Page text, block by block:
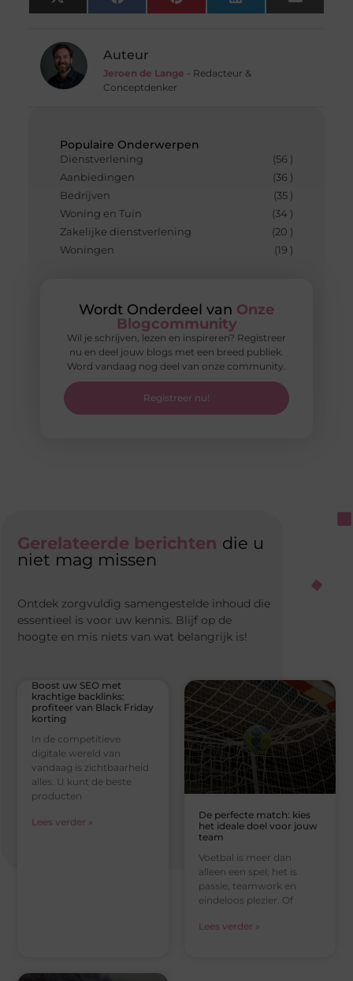
Populaire Onderwerpen
Dienstverlening
(56 )
Aanbiedingen
(36 )
Bedrijven
(35 )
Woning en Tuin
(34 )
Zakelijke dienstverlening
(20 )
Woningen
(19 )
Wordt Onderdeel van Onze
Blogcommunity
Wil je schrijven, lezen en inspireren? Registreer
nu en deel jouw blogs met een breed publiek.
Word vandaag nog deel van onze community.
Registreer nu!
(Twitter)
Auteur
Jeroen de Lange - Redacteur &
Conceptdenker
Gerelateerde berichten die u
niet mag missen
Ontdek zorgvuldig samengestelde inhoud die
essentieel is voor uw kennis. Blijf op de
hoogte en mis niets van wat belangrijk is!
Boost uw SEO met
krachtige backlinks:
profiteer van Black Friday
korting
In de competitieve
digitale wereld van
vandaag is zichtbaarheid
alles. U kunt de beste
producten
Lees verder »
De perfecte match: kies
het ideale doel voor jouw
team
Voetbal is meer dan
alleen een spel; het is
passie, teamwork en
eindeloos plezier. Of
Lees verder »